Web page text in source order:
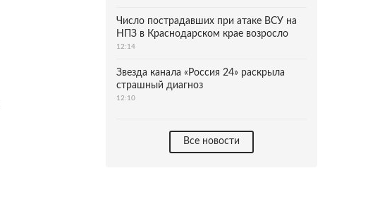
Число пострадавших при атаке ВСУ на
НПЗ в Краснодарском крае возросло
12:14
Звезда канала «Россия 24» раскрыла
страшный диагноз
12:10
Все новости